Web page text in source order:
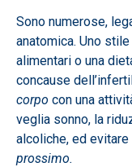
Sono numerose,
anatomica. Uno
alimentari o una
concause
corpo con una
veglia sonno, la
alcoliche, ed evitare
prossimo.